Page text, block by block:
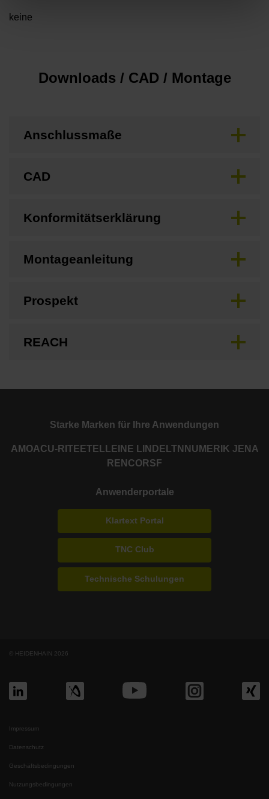
keine
Downloads / CAD / Montage
Anschlussmaße
CAD
Konformitätserklärung
Montageanleitung
Prospekt
REACH
Starke Marken für Ihre Anwendungen
AMOACU-RITE ETEL LEINE LINDE LTN NUMERIK JENA
RENCORSF
Anwenderportale
Klartext Portal
TNC Club
Technische Schulungen
© HEIDENHAIN 2026
Impressum
Datenschutz
Geschäftsbedingungen
Nutzungsbedingungen